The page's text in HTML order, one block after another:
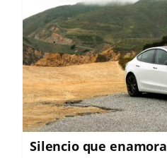
Silencio que enamora